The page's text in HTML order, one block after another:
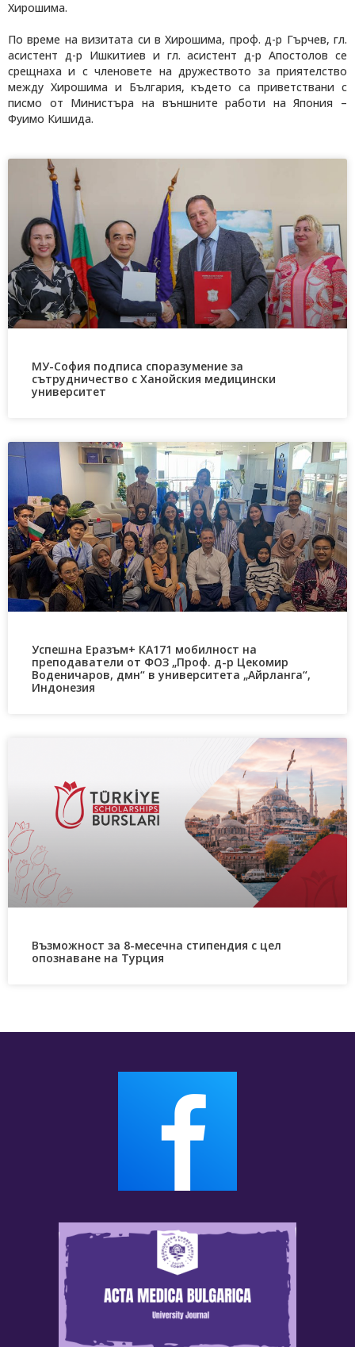
Хирошима.
По време на визитата си в Хирошима, проф. д-р Гърчев, гл.
асистент д-р Ишкитиев и гл. асистент д-р Апостолов се
срещнаха и с членовете на дружеството за приятелство
между Хирошима и България, където са приветствани с
писмо от Министъра на външните работи на Япония –
Фуимо Кишида.
МУ-София подписа споразумение за
сътрудничество с Ханойския медицински
университет
Успешна Еразъм+ КА171 мобилност на
преподаватели от ФОЗ „Проф. д-р Цекомир
Воденичаров, дмн“ в университета „Айрланга“,
Индонезия
Възможност за 8-месечна стипендия с цел
опознаване на Турция